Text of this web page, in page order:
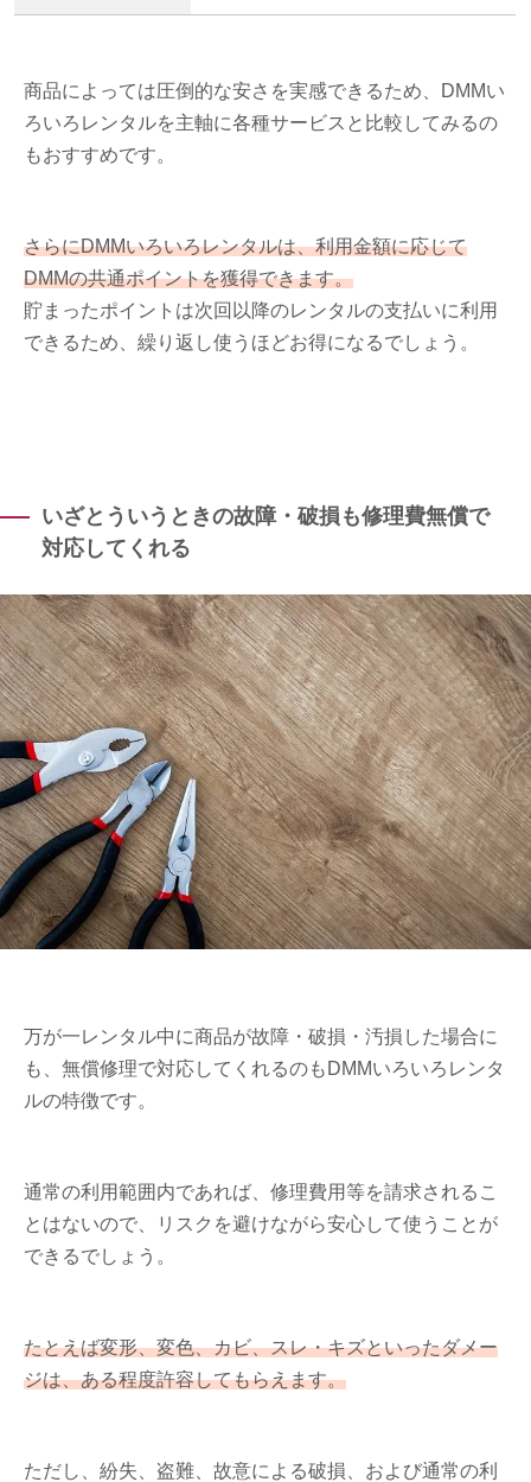
商品によっては圧倒的な安さを実感できるため、DMMい
ろいろレンタルを主軸に各種サービスと比較してみるの
もおすすめです。
さらにDMMいろいろレンタルは、利用金額に応じて
DMMの共通ポイントを獲得できます。
貯まったポイントは次回以降のレンタルの支払いに利用
できるため、繰り返し使うほどお得になるでしょう。
いざとういうときの故障・破損も修理費無償で
対応してくれる
万が一レンタル中に商品が故障・破損・汚損した場合に
も、無償修理で対応してくれるのもDMMいろいろレンタ
ルの特徴です。
通常の利用範囲内であれば、修理費用等を請求されるこ
とはないので、リスクを避けながら安心して使うことが
できるでしょう。
たとえば変形、変色、カビ、スレ・キズといったダメー
ジは、ある程度許容してもらえます。
ただし、紛失、盗難、故意による破損、および通常の利